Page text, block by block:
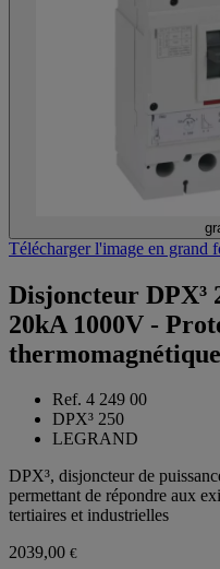
Télécharger l'image en grand
Disjoncteur DPX³
20kA 1000V -
Ref. 4 249 00
DPX³ 250
LEGRAND
DPX³, disjoncteur de
permettant de répondre aux
tertiaires et industrielles
2039,00 €